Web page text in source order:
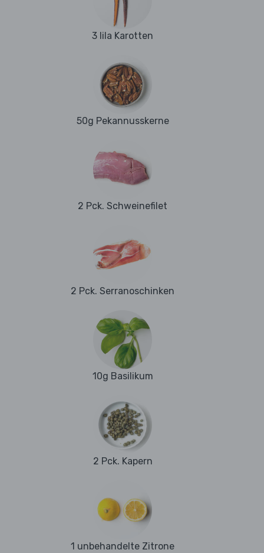
3 lila Karotten
50g Pekannusskerne
2 Pck. Schweinefilet
2 Pck. Serranoschinken
10g Basilikum
2 Pck. Kapern
1 unbehandelte Zitrone